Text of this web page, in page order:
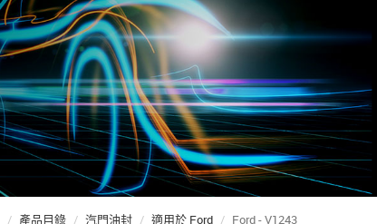
產品目錄 汽門油封 適用於 Ford Ford - V1243